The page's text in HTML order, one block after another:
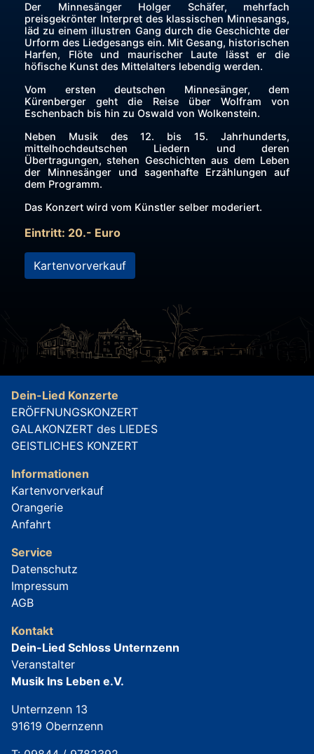
Der Minnesänger Holger Schäfer, mehrfach
preisgekrönter Interpret des klassischen Minnesangs,
läd zu einem illustren Gang durch die Geschichte der
Urform des Liedgesangs ein. Mit Gesang, historischen
Harfen, Flöte und maurischer Laute lässt er die
höfische Kunst des Mittelalters lebendig werden.
Vom ersten deutschen Minnesänger, dem
Kürenberger geht die Reise über Wolfram von
Eschenbach bis hin zu Oswald von Wolkenstein.
Neben Musik des 12. bis 15. Jahrhunderts,
mittelhochdeutschen Liedern und deren
Übertragungen, stehen Geschichten aus dem Leben
der Minnesänger und sagenhafte Erzählungen auf
dem Programm.
Das Konzert wird vom Künstler selber moderiert.
Eintritt: 20.- Euro
Kartenvorverkauf
Dein-Lied Konzerte
ERÖFFNUNGSKONZERT
GALAKONZERT des LIEDES
GEISTLICHES KONZERT
Informationen
Kartenvorverkauf
Orangerie
Anfahrt
Service
Datenschutz
Impressum
AGB
Kontakt
Dein-Lied Schloss Unternzenn
Veranstalter
Musik Ins Leben e.V.
Unternzenn 13
91619 Obernzenn